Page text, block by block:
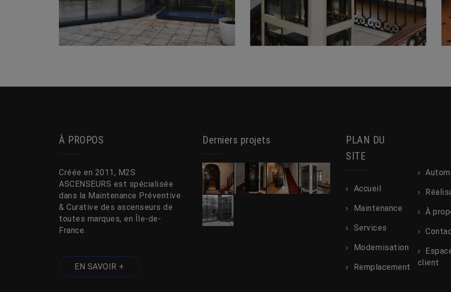
À PROPOS
Créée en 2011, M2S
ASCENSEURS est spécialisée
dans la Maintenance Préventive
& Curative des ascenseurs de
toutes marques, en Île-de-
France.
EN SAVOIR +
Derniers projets
PLAN DU
SITE
Accueil
Maintenance
Services
Modernisation
Remplacement
À
client